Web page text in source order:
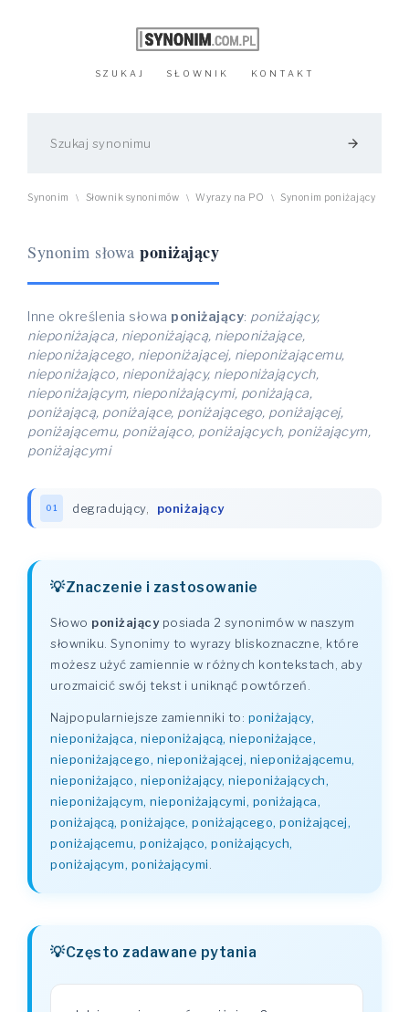
SZUKAJ SŁOWNIK KONTAKT
arrow_forward
Synonim \ Słownik synonimów \ Wyrazy na PO \ Synonim poniżający
Synonim słowa poniżający
Inne określenia słowa poniżający: poniżający,
nieponiżająca, nieponiżającą, nieponiżające,
nieponiżającego, nieponiżającej, nieponiżającemu,
nieponiżająco, nieponiżający, nieponiżających,
nieponiżającym, nieponiżającymi, poniżająca,
poniżającą, poniżające, poniżającego, poniżającej,
poniżającemu, poniżająco, poniżających, poniżającym,
poniżającymi
01 degradujący, poniżający
Znaczenie i zastosowanie
Słowo poniżającyposiada 2 synonimów w naszym
słowniku. Synonimy to wyrazy bliskoznaczne, które
możesz użyć zamiennie w różnych kontekstach, aby
urozmaicić swój tekst i uniknąć powtórzeń.
Najpopularniejsze zamienniki to: poniżający,
nieponiżająca, nieponiżającą, nieponiżające,
nieponiżającego, nieponiżającej, nieponiżającemu,
nieponiżająco, nieponiżający, nieponiżających,
nieponiżającym, nieponiżającymi, poniżająca,
poniżającą, poniżające, poniżającego, poniżającej,
poniżającemu, poniżająco, poniżających,
poniżającym, poniżającymi
Często zadawane pytania